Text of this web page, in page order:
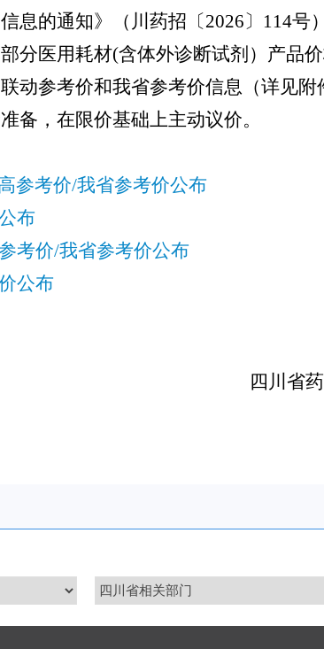
息的通知》（川药招〔2026〕114号
分医用耗材(含体外诊断试剂）产品价
动参考价和我省参考价信息（详见附
备，在限价基础上主动议价。
参考价/我省参考价公布
布
考价/我省参考价公布
公布
四川省